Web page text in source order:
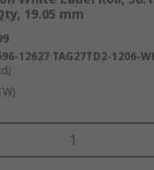
19.05 mm
12627 TAG27TD2-1206-